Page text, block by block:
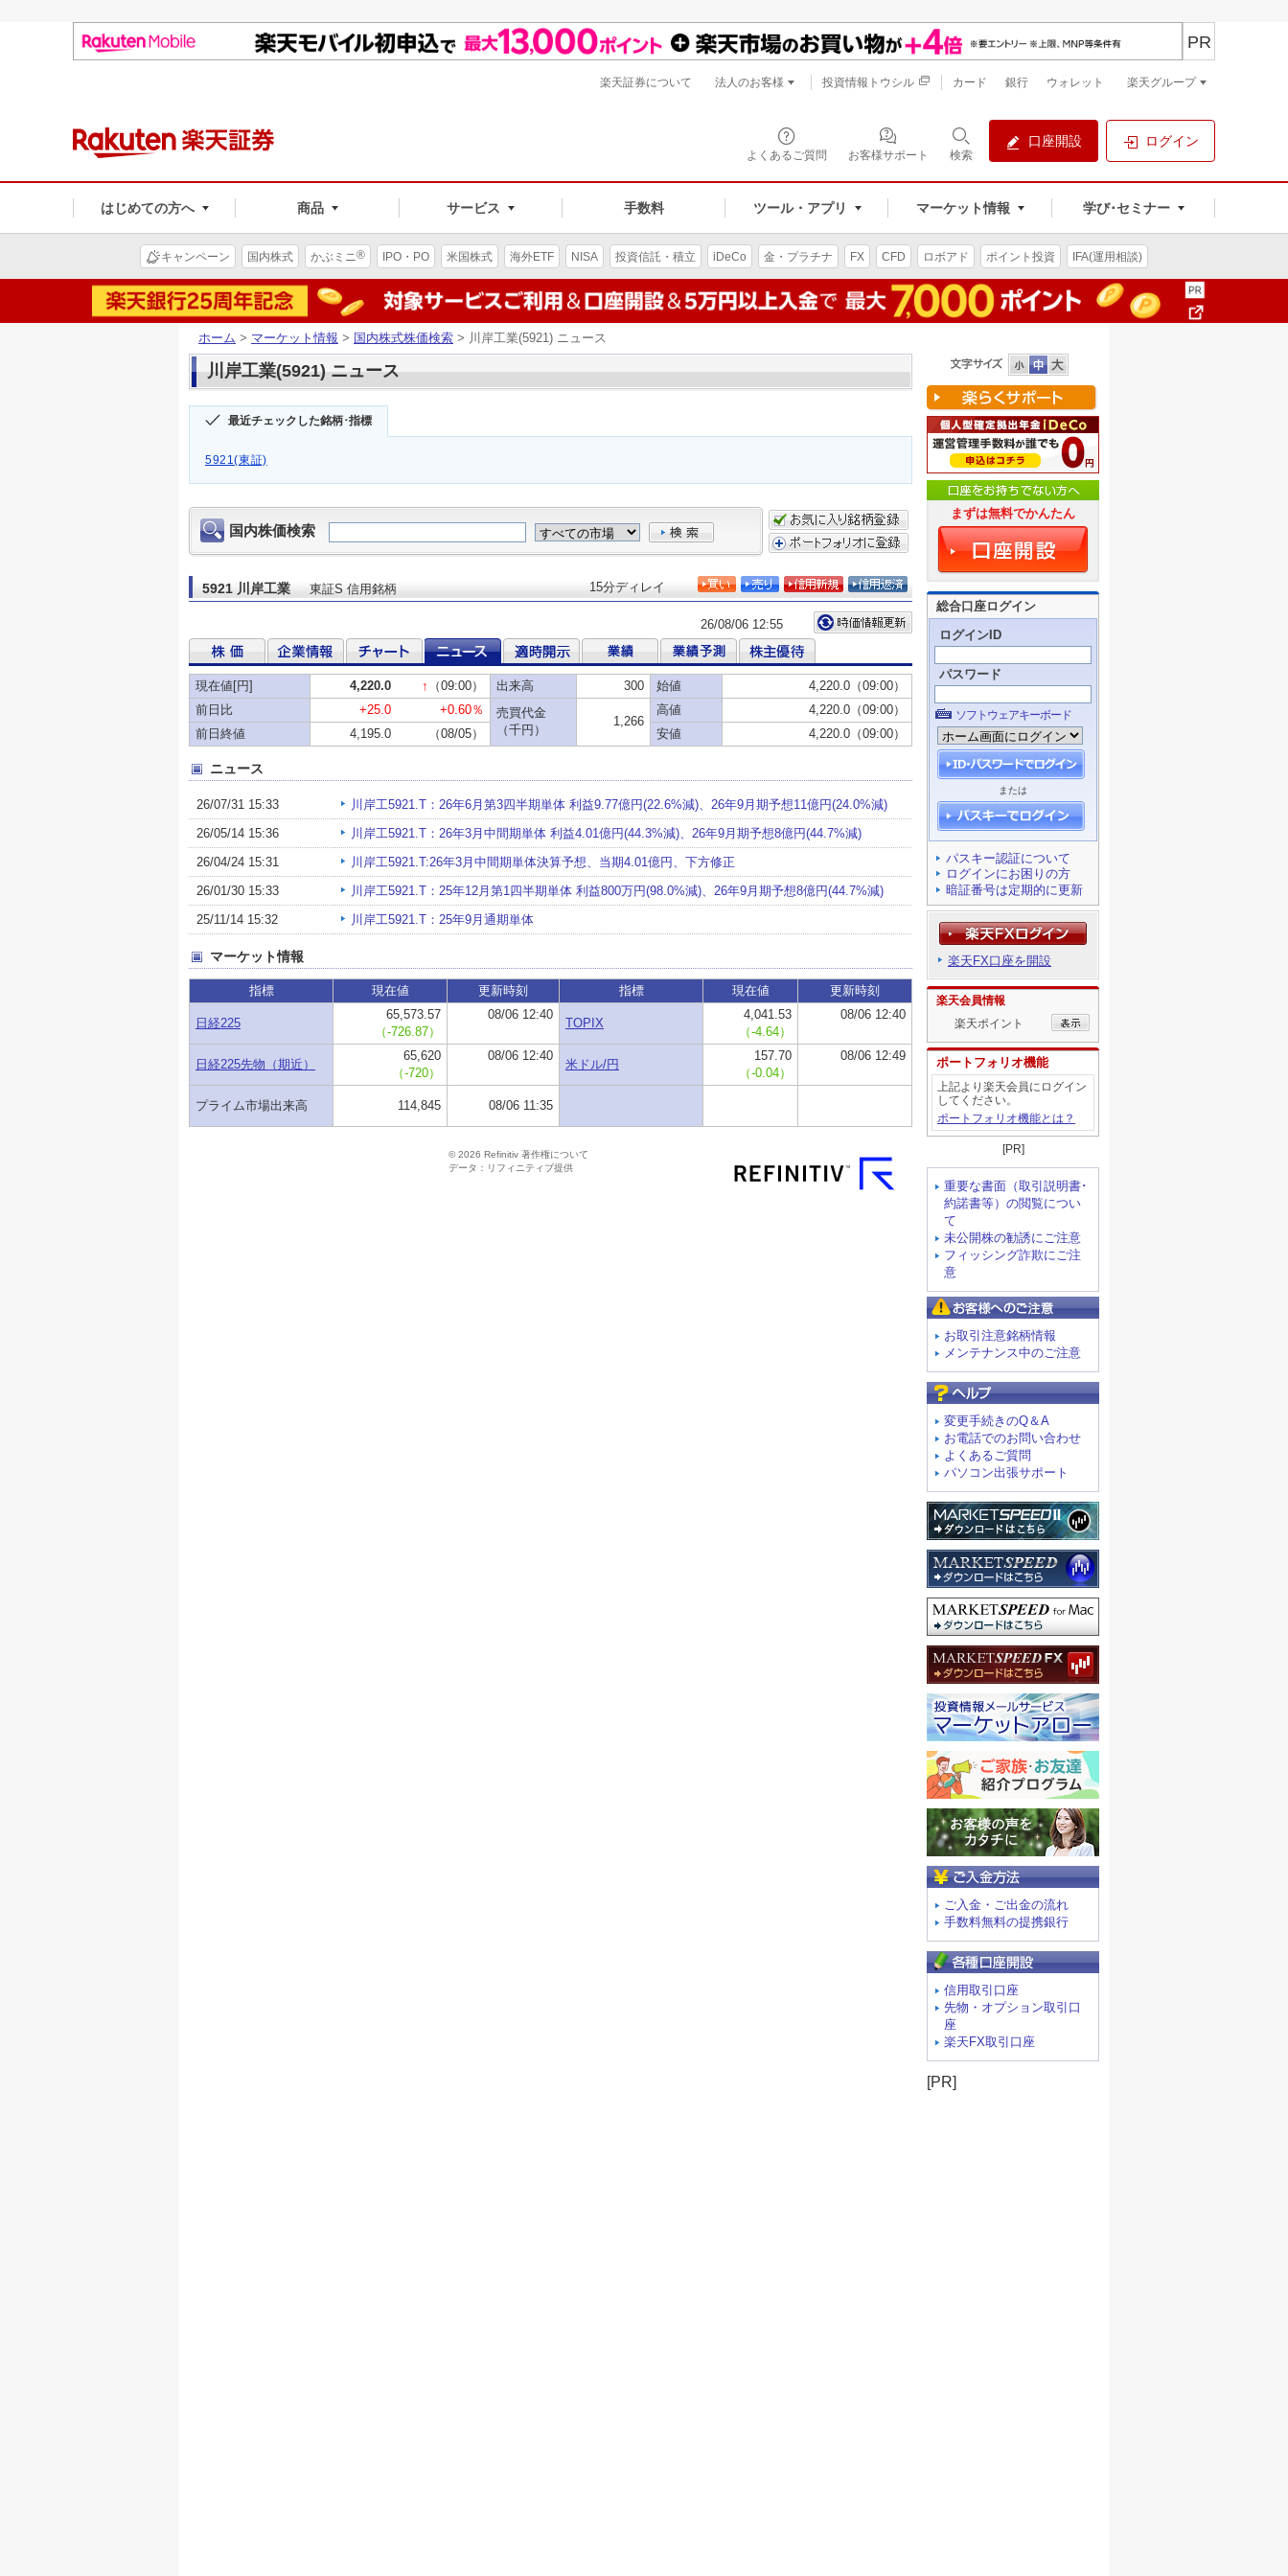
よくあるご質問 お客様サポート 検索
口座開設 ログイン
はじめての方へ 商品 サービス 手数料 ツール・アプリ マーケット情報 学び･セミナー
PR
楽天証券について 法人のお客様 投資情報トウシル カード 銀行 ウォレット 楽天グループ
キャンペーン 国内株式 かぶミニ® IPO・PO 米国株式 海外ETF NISA 投資信託・積立 iDeCo 金・プラチナ FX CFD ロボアド ポイント投資 IFA(運用相談)
ホーム > マーケット情報 > 国内株式株価検索 > 川岸工業(5921) ニュース
川岸工業(5921) ニュース
最近チェックした銘柄･指標
5921(東証)
まずは無料でかんたん
総合口座ログイン
ログインID
パスワード
ソフトウェアキーボード
または
パスキー認証について
ログインにお困りの方
暗証番号は定期的に更新
楽天FX口座を開設
楽天会員情報
楽天ポイント
ポートフォリオ機能
上記より楽天会員にログイン
してください。
ポートフォリオ機能とは？
[PR]
重要な書面（取引説明書･
約諾書等）の閲覧につい
て
未公開株の勧誘にご注意
フィッシング詐欺にご注
意
お取引注意銘柄情報
メンテナンス中のご注意
変更手続きのQ＆A
お電話でのお問い合わせ
よくあるご質問
パソコン出張サポート
ご入金・ご出金の流れ
手数料無料の提携銀行
信用取引口座
先物・オプション取引口
座
楽天FX取引口座
[PR]